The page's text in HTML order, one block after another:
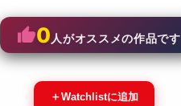
0人がオススメの作品です
＋Watchlistに追加